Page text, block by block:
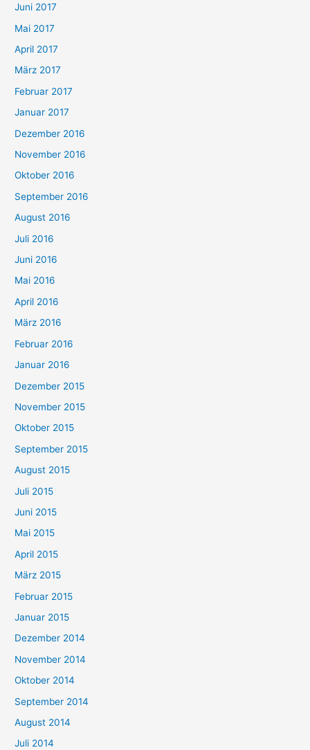
Juni 2017
Mai 2017
April 2017
März 2017
Februar 2017
Januar 2017
Dezember 2016
November 2016
Oktober 2016
September 2016
August 2016
Juli 2016
Juni 2016
Mai 2016
April 2016
März 2016
Februar 2016
Januar 2016
Dezember 2015
November 2015
Oktober 2015
September 2015
August 2015
Juli 2015
Juni 2015
Mai 2015
April 2015
März 2015
Februar 2015
Januar 2015
Dezember 2014
November 2014
Oktober 2014
September 2014
August 2014
Juli 2014